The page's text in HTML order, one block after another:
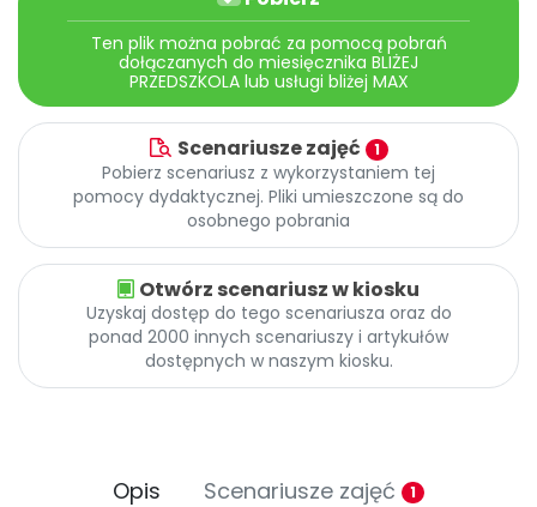
Archiwalne numery
Pomoc
Promocje
Ten plik można pobrać za pomocą pobrań
dołączanych do miesięcznika BLIŻEJ
PRZEDSZKOLA lub usługi bliżej MAX
Scenariusze zajęć 1
Pobierz scenariusz z wykorzystaniem tej
pomocy dydaktycznej. Pliki umieszczone są do
osobnego pobrania
Otwórz scenariusz w kiosku
Uzyskaj dostęp do tego scenariusza oraz do
ponad 2000 innych scenariuszy i artykułów
dostępnych w naszym kiosku.
Opis Scenariusze zajęć 1